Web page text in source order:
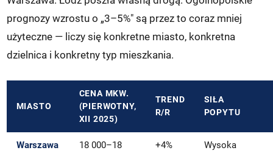
prognozy wzrostu o „3–5%" są przez to coraz mniej
użyteczne — liczy się konkretne miasto, konkretna
dzielnica i konkretny typ mieszkania.
MIASTO
CENA MKW.
(PIERWOTNY,
XII 2025)
TREND
R/R
SIŁA
POPYTU
Warszawa
18 000–18
+4% Wysoka